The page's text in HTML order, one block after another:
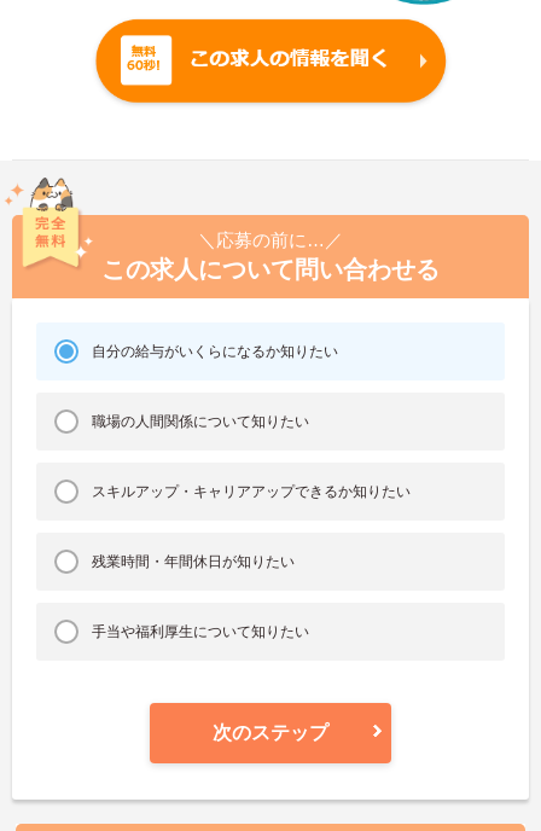
＼応募の前に…／
この求人について問い合わせる
自分の給与がいくらになるか知りたい
職場の人間関係について知りたい
スキルアップ・キャリアアップできるか知りたい
残業時間・年間休日が知りたい
手当や福利厚生について知りたい
次のステップ